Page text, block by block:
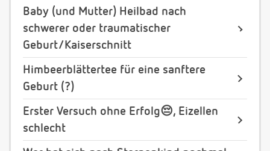
Baby (und Mutter) Heilbad nach
schwerer oder traumatischer
Geburt/Kaiserschnitt
Himbeerblättertee für eine sanftere
Geburt (?)
Erster Versuch ohne Erfolg😔, Eizellen
schlecht